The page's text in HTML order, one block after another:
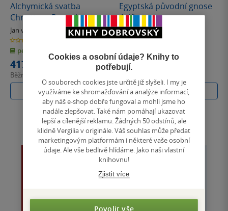
Alchymická svatba
Christiana Rosenkreuze
II.dílJan van Rijckenborgh
0.0
z
5
hvězdiček
pevná vazba
417 Kč
Běžně
Do košíku
Egyptská původní gnose
4.díl
Jan van Rijckenborgh
0.0
hvězdiček
1 002 Kč
Do košíku
Cookies a osobní údaje? Knihy to
potřebují.
O souborech cookies jste určitě již slyšeli. I my je
využíváme ke shromažďování a analýze informací,
aby náš e-shop dobře fungoval a mohli jsme ho
nadále zlepšovat. Také nám pomáhají ukazovat
lepší a cílenější reklamu. Žádných 50 odstínů, ale
klidně Vergilia v originále. Váš souhlas může předat
marketingovým platformám i některé vaše osobní
údaje. Ale vše bedlivě hlídáme. Jako naši vlastní
knihovnu!
Zjistit více
Povolit vše